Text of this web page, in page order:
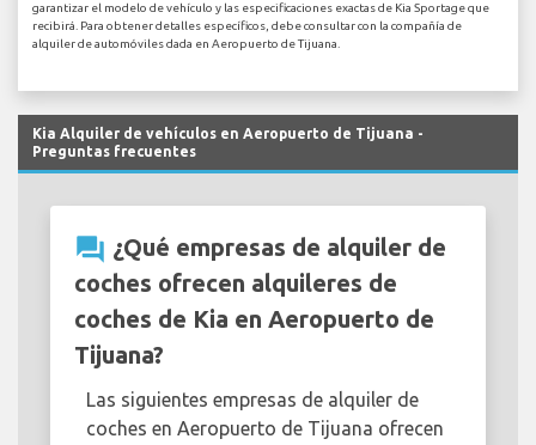
garantizar el modelo de vehículo y las especificaciones exactas de Kia Sportage que
recibirá. Para obtener detalles específicos, debe consultar con la compañía de
alquiler de automóviles dada en Aeropuerto de Tijuana.
Kia Alquiler de vehículos en Aeropuerto de Tijuana -
Preguntas frecuentes
question_answer ¿Qué empresas de alquiler de
coches ofrecen alquileres de
coches de Kia en Aeropuerto de
Tijuana?
Las siguientes empresas de alquiler de
coches en Aeropuerto de Tijuana ofrecen